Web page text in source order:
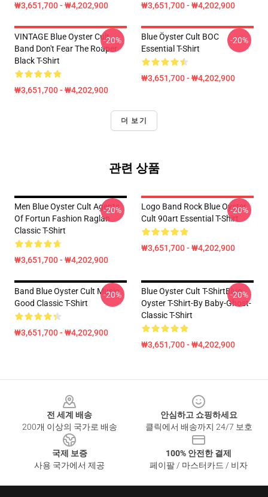
₩3,651,700 - ₩4,202,900 ₩3,651,700 - ₩4,202,900
VINTAGE Blue Oyster Cult
Band Don't Fear The Roaper
Black T-Shirt
₩3,651,700 - ₩4,202,900
-20%
Blue Öyster Cult BOC
Essential T-Shirt
₩3,651,700 - ₩4,202,900
-20%
더 보기
관련 상품
Men Blue Oyster Cult Agents
Of Fortun Fashion Raglan
Classic T-Shirt
₩3,651,700 - ₩4,202,900
-20%
Logo Band Rock Blue Oyster
Cult 90art Essential T-Shirt
₩3,651,700 - ₩4,202,900
-20%
Band Blue Oyster Cult Music
Good Classic T-Shirt
₩3,651,700 - ₩4,202,900
-20%
Blue Oyster Cult T-ShirtBlue
Oyster T-Shirt-By Baby-Ghost-
Classic T-Shirt
₩3,651,700 - ₩4,202,900
-20%
전 세계 배송
200개 이상의 국가로 배송
안심하고 쇼핑하세요
클릭에서 배송까지 24/7 보호
국제 보증
사용 국가에서 제공
100% 안전한 결제
페이팔 / 마스터카드 / 비자